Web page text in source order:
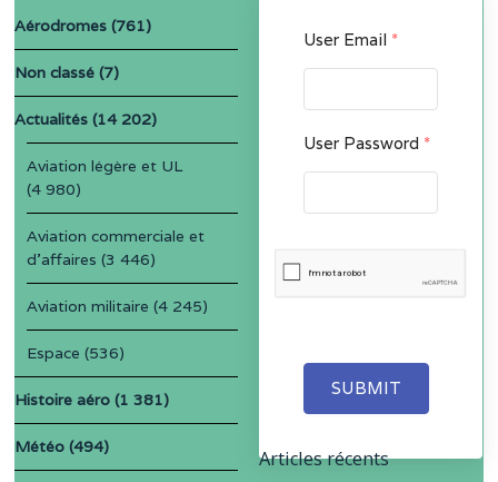
User Email *
User Password *
SUBMIT
Aérodromes (761)
Non classé (7)
Actualités (14 202)
Aviation légère et UL
(4 980)
Aviation commerciale et
d'affaires (3 446)
Aviation militaire (4 245)
Espace (536)
Histoire aéro (1 381)
Météo (494) Articles récents